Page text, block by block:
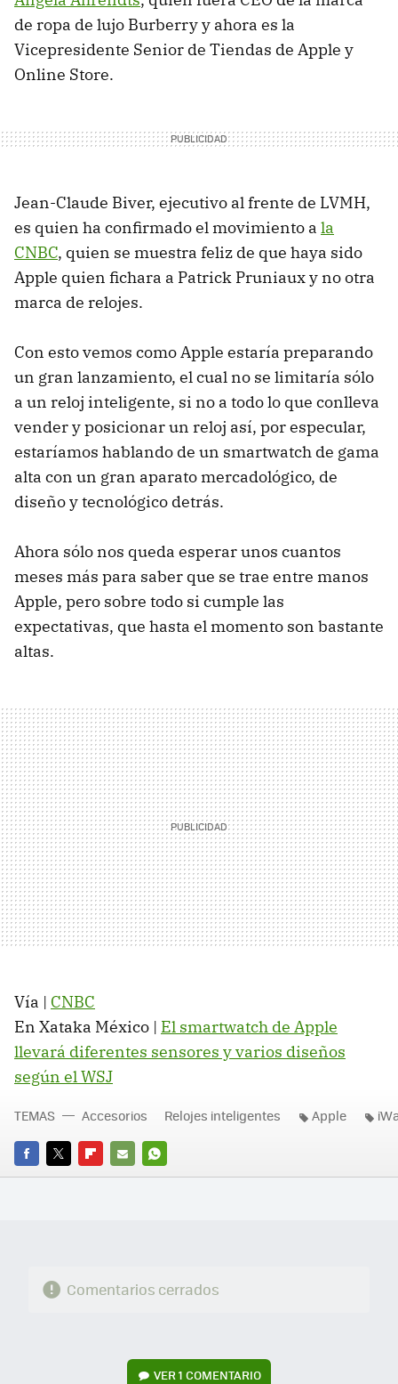
de ropa de lujo Burberry y ahora es la
Vicepresidente Senior de Tiendas de Apple y
Online Store.
Jean-Claude Biver, ejecutivo al frente de LVMH,
es quien ha confirmado el movimiento a la
CNBC, quien se muestra feliz de que haya sido
Apple quien fichara a Patrick Pruniaux y no otra
marca de relojes.
Con esto vemos como Apple estaría preparando
un gran lanzamiento, el cual no se limitaría sólo
a un reloj inteligente, si no a todo lo que conlleva
vender y posicionar un reloj así, por especular,
estaríamos hablando de un smartwatch de gama
alta con un gran aparato mercadológico, de
diseño y tecnológico detrás.
Ahora sólo nos queda esperar unos cuantos
meses más para saber que se trae entre manos
Apple, pero sobre todo si cumple las
expectativas, que hasta el momento son bastante
altas.
Vía | CNBC
En Xataka México | El smartwatch de Apple
llevará diferentes sensores y varios diseños
según el WSJ
FACEBOOK
TWITTERFLIPBOARD
E-
WHATSAPP
TEMAS Accesorios Relojes inteligentes Apple
Comentarios cerrados
VER1 COMENTARIO